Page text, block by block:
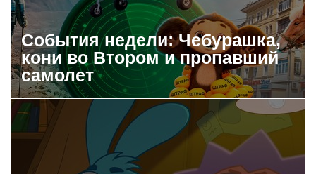
События недели: Чебурашка,
кони во Втором и пропавший
самолет